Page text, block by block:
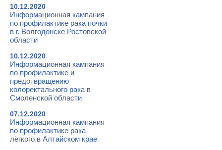
10.12.2020
Информационная кампания
по профилактике рака почки
в г. Волгодонске Ростовской
области
10.12.2020
Информационная кампания
по профилактике и
предотвращению
колоректального рака в
Смоленской области
07.12.2020
Информационная кампания
по профилактике рака
лёгкого в Алтайском крае